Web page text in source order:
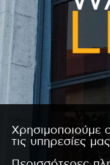
Χρησιμοποιούμε
τις υπηρεσίες